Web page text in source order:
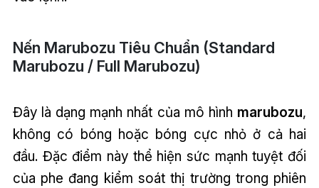
Nến Marubozu Tiêu Chuẩn (Standard
Marubozu / Full Marubozu)
Đây là dạng mạnh nhất của mô hình marubozu,
không có bóng hoặc bóng cực nhỏ ở cả hai
đầu. Đặc điểm này thể hiện sức mạnh tuyệt đối
của phe đang kiểm soát thị trường trong phiên